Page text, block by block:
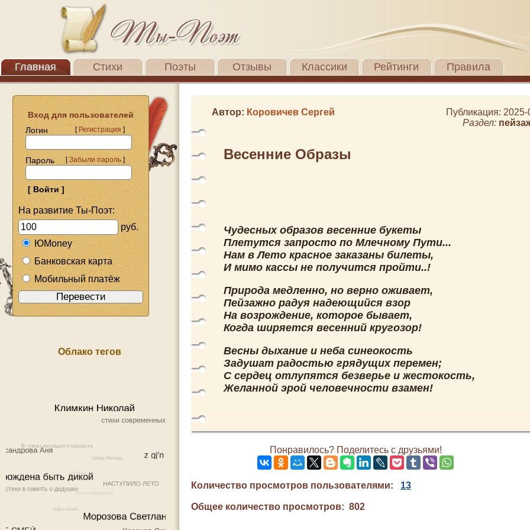
Главная Стихи Поэты Отзывы Классики Рейтинги Правила
Вход для пользователей
Логин
[Регистрация]
Пароль [Забыли пароль]
На развитие Ты-Поэт:
руб.
ЮMoney
Банковская карта
Мобильный платёж
Облако тегов
Автор: Коровичев Сергей
Публикация:
Раздел:
Весенние Образы
Чудесных образов весенние букеты
Плетутся запросто по Млечному Пути...
Нам в Лето красное заказаны билеты,
И мимо кассы не получится пройти..!
Природа медленно, но верно оживает,
Пейзажно радуя надеющийся взор
На возрождение, которое бывает,
Когда ширяется весенний кругозор!
Весны дыхание и неба синеокость
Задушат радостью грядущих перемен;
С сердец отлупятся безверье и жестокость,
Желанной эрой человечности взамен!
Понравилось? Поделитесь с друзьями!
Количество просмотров пользователями: 13
Общее количество просмотров: 802